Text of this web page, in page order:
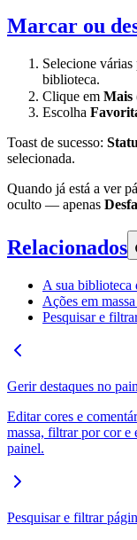
Marcar ou
Selecione
biblioteca.
Clique em Mais
Escolha
Toast de sucesso:
selecionada.
Quando já está a ver
oculto — apenas
Relacionados
A sua biblioteca
Ações em
Pesquisar e
Gerir destaques no
Editar cores e
massa, filtrar por cor e
painel.
Pesquisar e filtrar